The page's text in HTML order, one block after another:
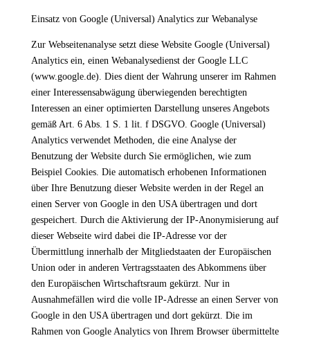
Einsatz von Google (Universal) Analytics zur Webanalyse
Zur Webseitenanalyse setzt diese Website Google (Universal)
Analytics ein, einen Webanalysedienst der Google LLC
(www.google.de). Dies dient der Wahrung unserer im Rahmen
einer Interessensabwägung überwiegenden berechtigten
Interessen an einer optimierten Darstellung unseres Angebots
gemäß Art. 6 Abs. 1 S. 1 lit. f DSGVO. Google (Universal)
Analytics verwendet Methoden, die eine Analyse der
Benutzung der Website durch Sie ermöglichen, wie zum
Beispiel Cookies. Die automatisch erhobenen Informationen
über Ihre Benutzung dieser Website werden in der Regel an
einen Server von Google in den USA übertragen und dort
gespeichert. Durch die Aktivierung der IP-Anonymisierung auf
dieser Webseite wird dabei die IP-Adresse vor der
Übermittlung innerhalb der Mitgliedstaaten der Europäischen
Union oder in anderen Vertragsstaaten des Abkommens über
den Europäischen Wirtschaftsraum gekürzt. Nur in
Ausnahmefällen wird die volle IP-Adresse an einen Server von
Google in den USA übertragen und dort gekürzt. Die im
Rahmen von Google Analytics von Ihrem Browser übermittelte